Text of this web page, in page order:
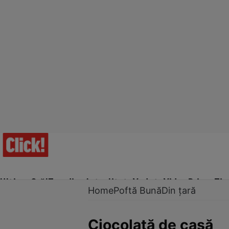
Ultima Oră!Trending Actualitate Vedete Video Prime Time
HomePoftă BunăDin țară
Ciocolată de casă